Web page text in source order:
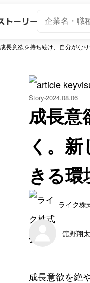
成長意欲を持ち続け、自分がな
Story 2024.08.06
成長意
く。
きる環
ライク株
舘野翔太
成長意欲を絶